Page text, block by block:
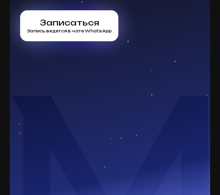
Записаться
Запись ведется в чате WhatsApp